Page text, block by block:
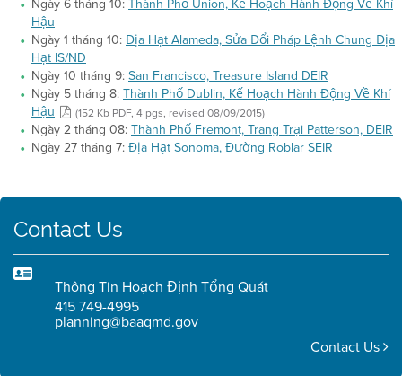
Hậu
Ngày 1 tháng 10:Địa Hạt Alameda, Sửa Đổi Pháp Lệnh Chung Địa
Hạt IS/ND
Ngày 10 tháng 9:San Francisco, Treasure Island DEIR
Ngày 5 tháng 8:Thành Phố Dublin, Kế Hoạch Hành Động Về Khí
Hậu
(152 Kb PDF, 4 pgs, revised 08/09/2015)
Ngày 2 tháng 08:Thành Phố Fremont, Trang Trại Patterson, DEIR
Ngày 27 tháng 7:Địa Hạt Sonoma, Đường Roblar SEIR
Contact Us
Thông Tin Hoạch Định Tổng Quát
415 749-4995
planning@baaqmd.gov
Contact Us